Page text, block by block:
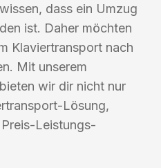
dass ein Umzug
ist. Daher möchten
Klaviertransport nach
Mit unserem
wir dir nicht nur
Lösung,
Leistungs-